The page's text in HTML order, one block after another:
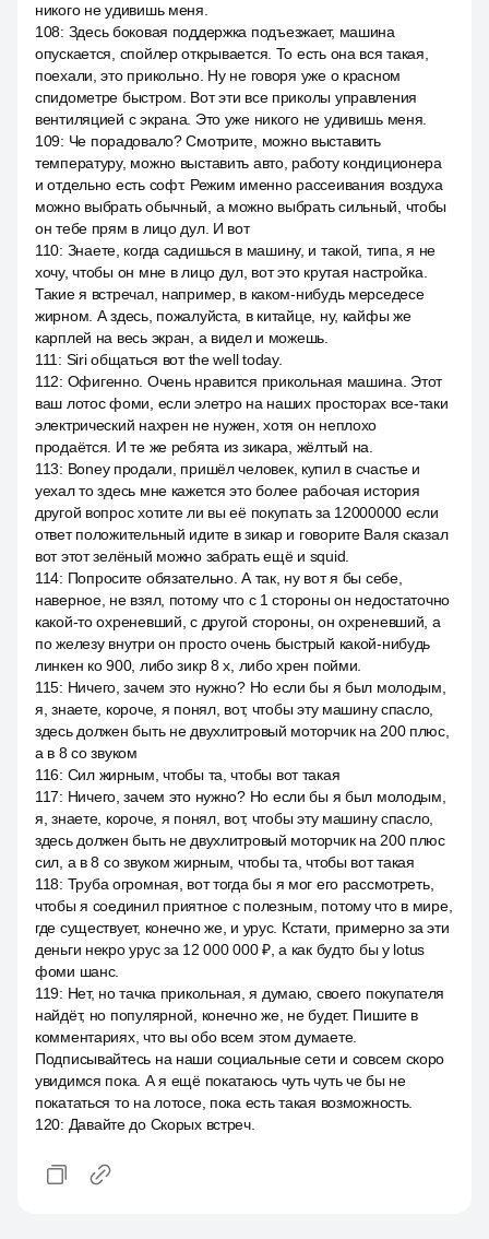
никого не удивишь меня.
108: Здесь боковая поддержка подъезжает, машина
опускается, спойлер открывается. То есть она вся такая,
поехали, это прикольно. Ну не говоря уже о красном
спидометре быстром. Вот эти все приколы управления
вентиляцией с экрана. Это уже никого не удивишь меня.
109: Че порадовало? Смотрите, можно выставить
температуру, можно выставить авто, работу кондиционера
и отдельно есть софт. Режим именно рассеивания воздуха
можно выбрать обычный, а можно выбрать сильный, чтобы
он тебе прям в лицо дул. И вот
110: Знаете, когда садишься в машину, и такой, типа, я не
хочу, чтобы он мне в лицо дул, вот это крутая настройка.
Такие я встречал, например, в каком-нибудь мерседесе
жирном. А здесь, пожалуйста, в китайце, ну, кайфы же
карплей на весь экран, а видел и можешь.
111 : Siri общаться вот the well today.
112: Офигенно. Очень нравится прикольная машина. Этот
ваш лотос фоми, если элетро на наших просторах все-таки
электрический нахрен не нужен, хотя он неплохо
продаётся. И те же ребята из зикара, жёлтый на.
113: Boney продали, пришёл человек, купил в счастье и
уехал то здесь мне кажется это более рабочая история
другой вопрос хотите ли вы её покупать за 12000000 если
ответ положительный идите в зикар и говорите Валя сказал
вот этот зелёный можно забрать ещё и squid.
114: Попросите обязательно. А так, ну вот я бы себе,
наверное, не взял, потому что с 1 стороны он недостаточно
какой-то охреневший, с другой стороны, он охреневший, а
по железу внутри он просто очень быстрый какой-нибудь
линкен ко 900, либо зикр 8 x, либо хрен пойми.
115: Ничего, зачем это нужно? Но если бы я был молодым,
я, знаете, короче, я понял, вот, чтобы эту машину спасло,
здесь должен быть не двухлитровый моторчик на 200 плюс,
а в 8 со звуком
116: Сил жирным, чтобы та, чтобы вот такая
117: Ничего, зачем это нужно? Но если бы я был молодым,
я, знаете, короче, я понял, вот, чтобы эту машину спасло,
здесь должен быть не двухлитровый моторчик на 200 плюс
сил, а в 8 со звуком жирным, чтобы та, чтобы вот такая
118: Труба огромная, вот тогда бы я мог его рассмотреть,
чтобы я соединил приятное с полезным, потому что в мире,
где существует, конечно же, и урус. Кстати, примерно за эти
деньги некро урус за 12 000 000 ₽, а как будто бы у lotus
фоми шанс.
119: Нет, но тачка прикольная, я думаю, своего покупателя
найдёт, но популярной, конечно же, не будет. Пишите в
комментариях, что вы обо всем этом думаете.
Подписывайтесь на наши социальные сети и совсем скоро
увидимся пока. А я ещё покатаюсь чуть чуть че бы не
покататься то на лотосе, пока есть такая возможность.
120: Давайте до Скорых встреч.